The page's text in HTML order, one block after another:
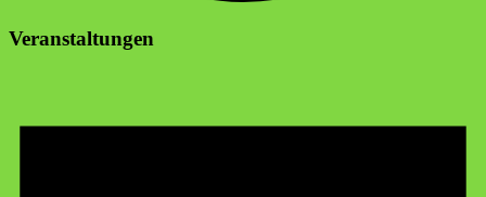
Veranstaltungen